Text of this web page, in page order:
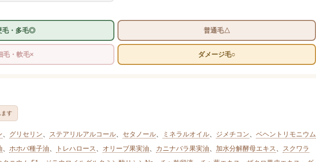
毛・多毛◎ 普通毛△
毛・軟毛× ダメージ毛○
ます
、 グリセリン、 ステアリルアルコール、 セタノール、 ミネラルオイル、 ジメチコン、 ベヘントリモニウム
、 ホホバ種子油、 トレハロース、 オリーブ果実油、 カニナバラ果実油、 加水分解酵母エキス、 スクワラ